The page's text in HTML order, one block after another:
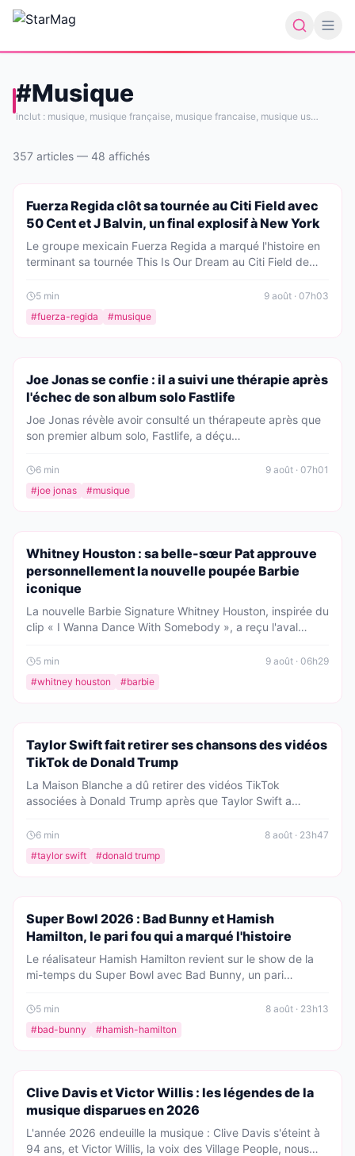
#Musique
inclut : musique, musique française, musique francaise, musique us…
357 articles — 48 affichés
PEOPLE
Fuerza Regida clôt sa tournée au Citi Field avec
50 Cent et J Balvin, un final explosif à New York
Le groupe mexicain Fuerza Regida a marqué l'histoire en
terminant sa tournée This Is Our Dream au Citi Field de
Shmurda et J Balvin. Un show spectaculaire qui restera
gravé dans les mémoires.
5 min
9 août · 07h03
#fuerza-regida #musique
PEOPLE
Joe Jonas se confie : il a suivi une thérapie après
l'échec de son album solo Fastlife
Joe Jonas révèle avoir consulté un thérapeute après que
son premier album solo, Fastlife, a déçu
libératrice pour l'artiste, qui revient sur cette période
difficile et sur la pression du succès.
6 min
9 août · 07h01
#joe jonas #musique
PEOPLE
Whitney Houston : sa belle-sœur Pat approuve
personnellement la nouvelle poupée Barbie
iconique
La nouvelle Barbie Signature Whitney Houston, inspirée du
clip « I Wanna Dance With Somebody », a reçu l'aval
hommage vibrant à l'icône de la pop, disponible dès
maintenant.
5 min
9 août · 06h29
#whitney houston #barbie
PEOPLE
Taylor Swift fait retirer ses chansons des vidéos
TikTok de Donald Trump
La Maison Blanche a dû retirer des vidéos TikTok
associées à Donald Trump après que Taylor Swift a
'August' et 'Father Figure' ont été supprimées, et même
une vidéo sur 'The Fate of Ophelia' a disparu. Une bataille
juridique qui fait grand bruit.
6 min
8 août · 23h47
#taylor swift #donald trump
PEOPLE
Super Bowl 2026 : Bad Bunny et Hamish
Hamilton, le pari fou qui a marqué l'histoire
Le réalisateur Hamish Hamilton revient sur le show de la
mi-temps du Super Bowl avec Bad Bunny, un pari
performance inoubliable qui restera comme l'une des plus
importantes de sa carrière.
5 min
8 août · 23h13
#bad-bunny #hamish-hamilton
PEOPLE
Clive Davis et Victor Willis : les légendes de la
musique disparues en 2026
L'année 2026 endeuille la musique : Clive Davis s'éteint à
94 ans, et Victor Willis, la voix des Village People, nous